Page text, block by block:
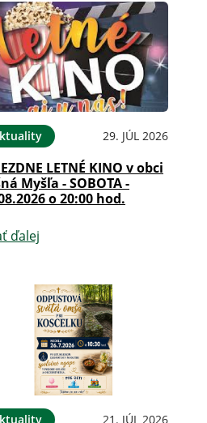
29. JÚL 2026
LETNÉ KINO v obci
Myšľa - SOBOTA -
o 20:00 hod.
ďalej
21. JÚL 2026